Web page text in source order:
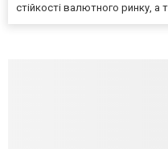
стійкості валютного ринку, а